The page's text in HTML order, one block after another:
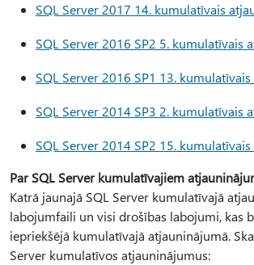
SQL Server 2017 14. kumulatīvais
SQL Server 2016 SP2 5. kumulatīvais
SQL Server 2016 SP1 13.
SQL Server 2014 SP3 2. kumulatīvais
SQL Server 2014 SP2 15.
Par SQL Server kumulatīvajiem
Katrā jaunajā SQL Server kumulatīvajā
labojumfaili un visi drošības labojumi, kas
iepriekšējā kumulatīvajā atjauninājumā.
Server kumulatīvos atjauninājumus: